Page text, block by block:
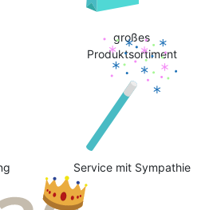
großes
Produktsortiment
Service mit Sympathie